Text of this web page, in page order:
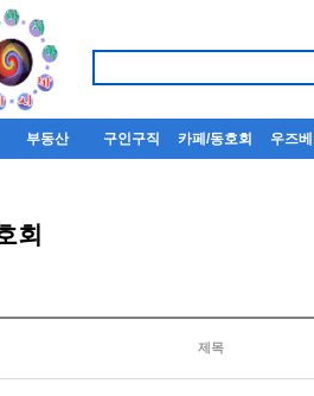
부동산 구인구직 카페/동호회 우즈
회
제목